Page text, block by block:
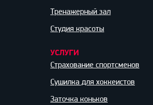
Тренажерный зал
Студия красоты
УСЛУГИ
Страхование спортсменов
Сушилка для хоккеистов
Заточка коньков